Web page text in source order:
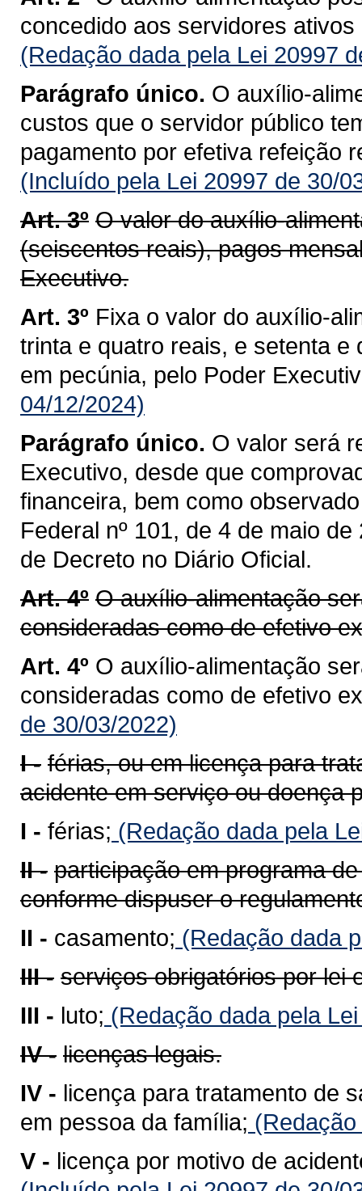
concedido aos servidores
(Redação dada pela Lei 20997
Parágrafo único. O auxílio-
custos que o servidor público
pagamento por efetiva refeição
(Incluído pela Lei 20997 de 30/
Art. 3º O valor do auxílio-
(seiscentos reais), pagos
Executivo.
Art. 3º Fixa o valor do auxílio-
trinta e quatro reais, e setenta
em pecúnia, pelo Poder
04/12/2024)
Parágrafo único. O valor será
Executivo, desde que
financeira, bem como
Federal nº 101, de 4 de maio
de Decreto no Diário Oficial.
Art. 4º O auxílio-alimentação
consideradas como de efetivo
Art. 4º O auxílio-alimentação
consideradas como de efetivo
de 30/03/2022)
I - férias, ou em licença para
acidente em serviço ou doença
I - férias; (Redação dada pela
II - participação em programa
conforme dispuser o
II - casamento; (Redação dada
III - serviços obrigatórios por lei
III - luto; (Redação dada pela
IV - licenças legais.
IV - licença para tratamento de
em pessoa da família;
V - licença por motivo de